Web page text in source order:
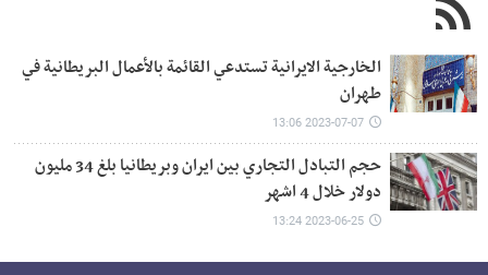
الخارجية الايرانية تستدعي القائمة بالأعمال البريطانية في
طهران
2023-07-07 13:06
حجم التبادل التجاري بين ايران وبريطانيا بلغ 34 مليون
دولار خلال 4 اشهر
2023-06-25 13:24